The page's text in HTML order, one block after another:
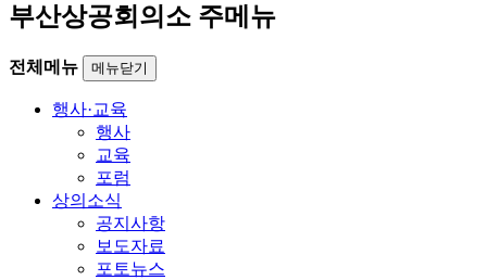
부산상공회의소 주메뉴
전체메뉴 메뉴닫기
행사·교육
행사
교육
포럼
상의소식
공지사항
보도자료
포토뉴스